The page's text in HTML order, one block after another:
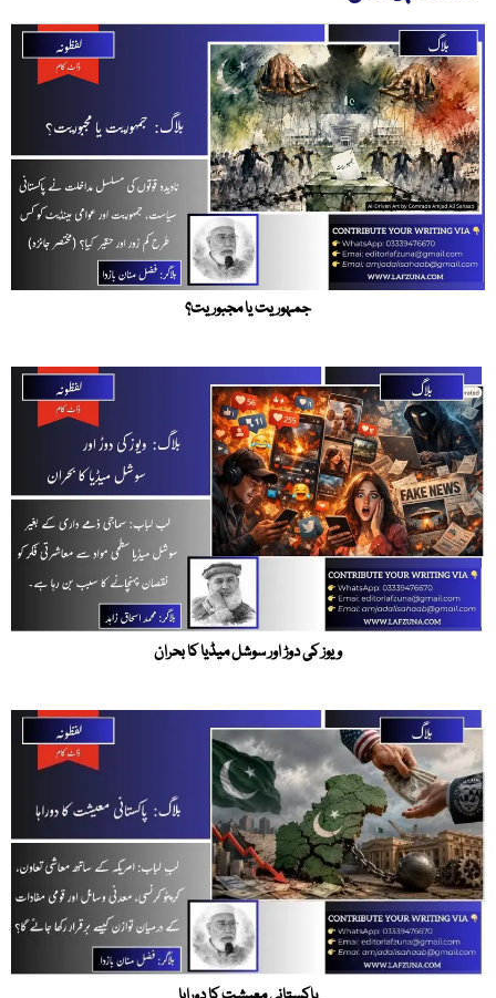
جمہوریت یا مجبوریت؟
ویوز کی دوڑ اور سوشل میڈیا کا بحران